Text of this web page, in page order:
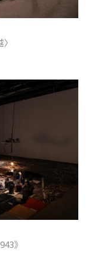
》